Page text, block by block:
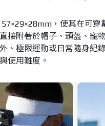
，使其在可穿
接附著於帽子、頭盔、寵
、極限運動或日常隨身紀
使用難度。